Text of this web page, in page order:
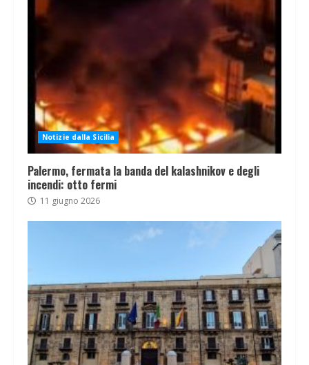
Notizie dalla Sicilia
Palermo, fermata la banda del kalashnikov e degli
incendi: otto fermi
11 giugno 2026